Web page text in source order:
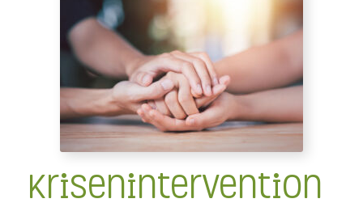
Krisenintervention